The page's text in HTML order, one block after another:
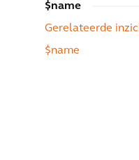
$name
Gerelateerde
$name